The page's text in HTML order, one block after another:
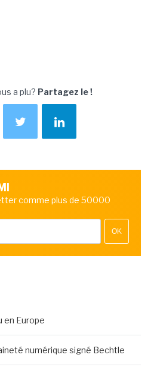
a plu? Partagez le !
comme plus de 50000
OK
Europe
numérique signé Bechtle